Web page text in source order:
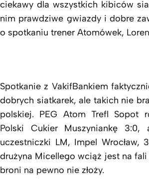
ciekawy dla wszystkich kibiców
nim prawdziwe gwiazdy i dobre
o spotkaniu trener Atomówek,
Spotkanie z VakifBankiem
dobrych siatkarek, ale takich nie
polskiej. PEG Atom Trefl Sopot
Polski Cukier Muszyniankę 3:0,
uczestniczki LM, Impel Wrocław,
drużyna Micellego wciąż jest na fali
broni na pewno nie złoży.